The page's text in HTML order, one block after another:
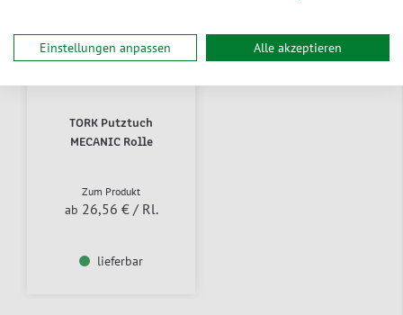
TORK Putztuch
MECANIC Rolle
Zum Produkt
ab 26,56 € / Rl.
lieferbar
Einstellungen anpassen Alle akzeptieren